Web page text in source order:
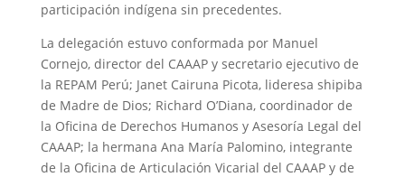
participación indígena sin precedentes.
La delegación estuvo conformada por Manuel
Cornejo, director del CAAAP y secretario ejecutivo de
la REPAM Perú; Janet Cairuna Picota, lideresa shipiba
de Madre de Dios; Richard O’Diana, coordinador de
la Oficina de Derechos Humanos y Asesoría Legal del
CAAAP; la hermana Ana María Palomino, integrante
de la Oficina de Articulación Vicarial del CAAAP y de